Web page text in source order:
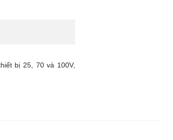
bị 25, 70 và 100V,